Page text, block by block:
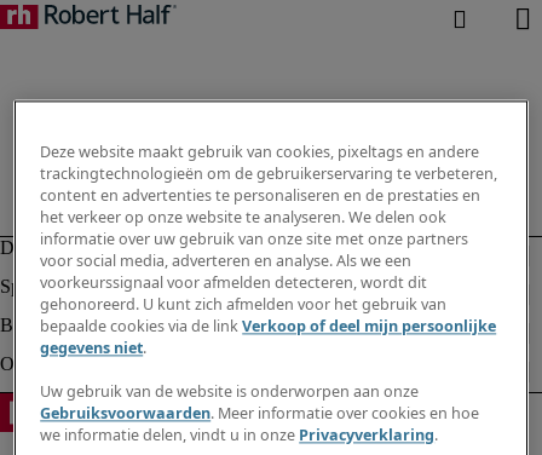
Deze website maakt gebruik van cookies, pixeltags en andere
trackingtechnologieën om de gebruikerservaring te verbeteren,
content en advertenties te personaliseren en de prestaties en
het verkeer op onze website te analyseren. We delen ook
informatie over uw gebruik van onze site met onze partners
voor social media, adverteren en analyse. Als we een
voorkeurssignaal voor afmelden detecteren, wordt dit
gehonoreerd. U kunt zich afmelden voor het gebruik van
bepaalde cookies via de linkVerkoop of deel mijn persoonlijke
gegevens niet.
Uw gebruik van de website is onderworpen aan onze
Gebruiksvoorwaarden. Meer informatie over cookies en hoe
we informatie delen, vindt u in onze Privacyverklaring.